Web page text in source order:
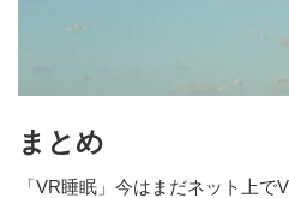
まとめ
「VR睡眠」今はまだネット上